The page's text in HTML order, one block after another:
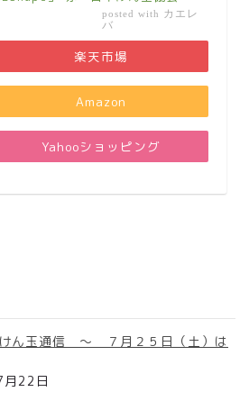
posted with カエレ
バ
楽天市場
Amazon
Yahooショッピング
ん玉通信 ～ ７月２５日（土）は
22日